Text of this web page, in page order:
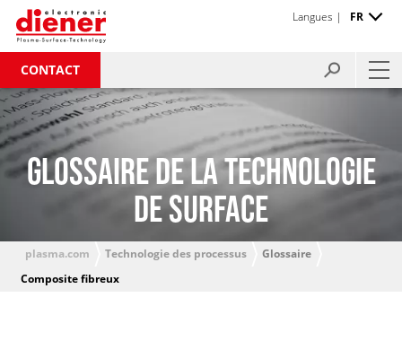
CONTACT
Langues | FR
GLOSSAIRE DE LA TECHNOLOGIE
DE SURFACE
plasma.com Technologie des processus
Glossaire
Composite fibreux